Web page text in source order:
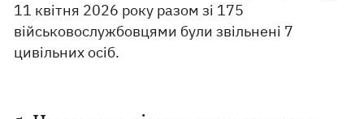
11 квітня 2026 року разом зі 175
військовослужбовцями були звільнені 7
цивільних осіб.